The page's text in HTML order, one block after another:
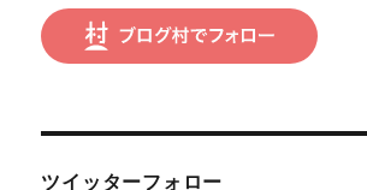
ツイッターフォロー